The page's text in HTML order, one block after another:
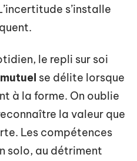
s’installe
le repli sur soi
se délite lorsque
à la forme. On oublie
la valeur que
Les compétences
solo, au détriment